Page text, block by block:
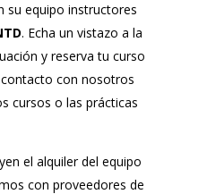
su equipo instructores
. Echa un vistazo a la
y reserva tu curso
con nosotros
cursos o las prácticas
el alquiler del equipo
con proveedores de